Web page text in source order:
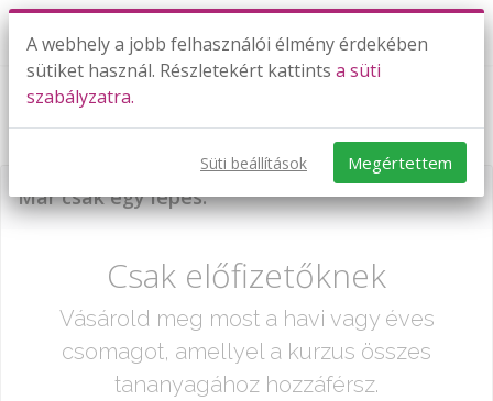
Teszt: Logaritmus (emelt szint)
Már csak egy lépés:
Csak előfizetőknek
Vásárold meg most a havi vagy éves
csomagot, amellyel a kurzus összes
tananyagához hozzáférsz.
A webhely a jobb felhasználói élmény érdekében
sütiket használ. Részletekért kattints a süti
szabályzatra.
Süti beállítások Megértettem